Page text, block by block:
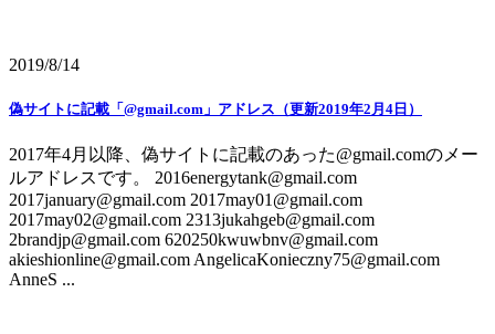
2019/8/14
偽サイトに記載「@gmail.com」アドレス（更新2019年2月4日）
2017年4月以降、偽サイトに記載のあった@gmail.comのメー
ルアドレスです。 2016energytank@gmail.com
2017january@gmail.com 2017may01@gmail.com
2017may02@gmail.com 2313jukahgeb@gmail.com
2brandjp@gmail.com 620250kwuwbnv@gmail.com
akieshionline@gmail.com AngelicaKonieczny75@gmail.com
AnneS ...